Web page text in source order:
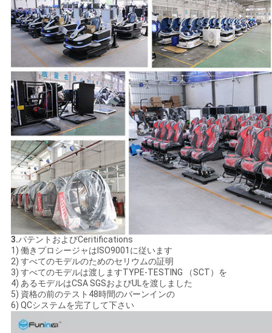
3.パテントおよびCeritifications
1) 働きプロシージャはISO9001に従います
2) すべてのモデルのためのセリウムの証明
3) すべてのモデルは渡しますTYPE-TESTING （SCT）を
4) あるモデルはCSA SGSおよびULを渡しました
5) 資格の前のテスト48時間のバーンインの
6) QCシステムを完了して下さい